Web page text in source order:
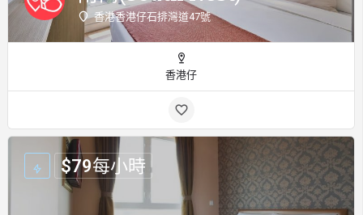
香港香港仔石排灣道47號
香港仔
$79每小時